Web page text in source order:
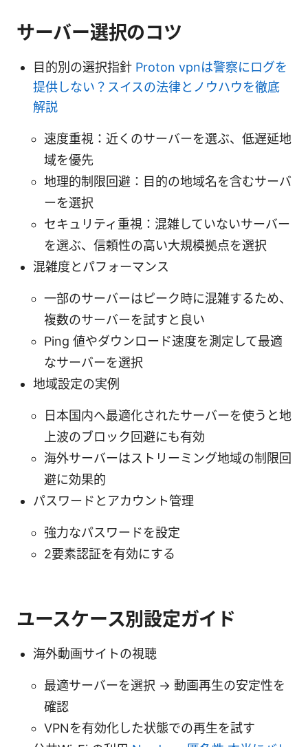
サーバー選択のコツ
目的別の選択指針 Proton vpnは警察にログを
提供しない？スイスの法律とノウハウを徹底
解説
速度重視：近くのサーバーを選ぶ、低遅延地
域を優先
地理的制限回避：目的の地域名を含むサーバ
ーを選択
セキュリティ重視：混雑していないサーバー
を選ぶ、信頼性の高い大規模拠点を選択
混雑度とパフォーマンス
一部のサーバーはピーク時に混雑するため、
複数のサーバーを試すと良い
Ping 値やダウンロード速度を測定して最適
なサーバーを選択
地域設定の実例
日本国内へ最適化されたサーバーを使うと地
上波のブロック回避にも有効
海外サーバーはストリーミング地域の制限回
避に効果的
パスワードとアカウント管理
強力なパスワードを設定
2要素認証を有効にする
ユースケース別設定ガイド
海外動画サイトの視聴
最適サーバーを選択 → 動画再生の安定性を
確認
VPNを有効化した状態での再生を試す